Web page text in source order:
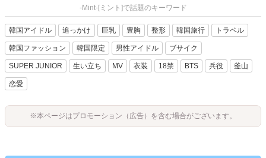
-Mint-[ミント]で話題のキーワード
韓国アイドル 追っかけ 巨乳 豊胸 整形 韓国旅行 トラベル
韓国ファッション 韓国限定 男性アイドル ブサイク
SUPER JUNIOR 生い立ち MV 衣装 18禁 BTS 兵役 釜山
恋愛
※本ページはプロモーション（広告）を含む場合がございます。